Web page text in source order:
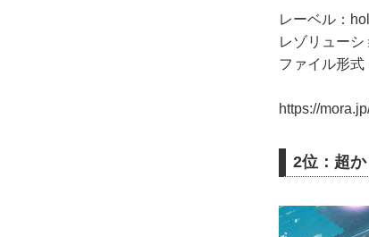
レーベル：
レゾリュー
ファイル形式
https://
2位：超